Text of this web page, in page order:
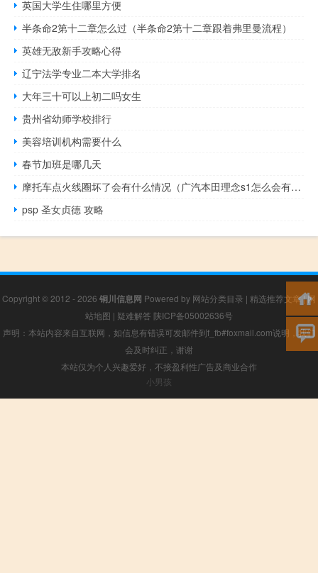
英国大学生住哪里方便
半条命2第十二章怎么过（半条命2第十二章跟着弗里曼流程）
英雄无敌新手攻略心得
辽宁法学专业二本大学排名
大年三十可以上初二吗女生
贵州省幼师学校排行
美容培训机构需要什么
春节加班是哪几天
摩托车点火线圈坏了会有什么情况（广汽本田理念s1怎么会有8个点火线圈）
psp 圣女贞德 攻略
Copyright © 2012 - 2026 铜川信息网 Powered by 网站分类目录 | 精选推荐文章|网
站地图 | 疑难解答 陕ICP备05002636号
声明：本站内容来自互联网，如信息有错误可发邮件到f_fb#foxmail.com说明，我们
会及时纠正，谢谢
本站仅为个人兴趣爱好，不接盈利性广告及商业合作
小男孩